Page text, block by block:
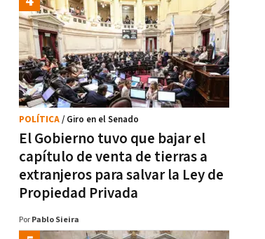
El Gobierno tuvo que bajar el
capítulo de venta de tierras a
extranjeros para salvar la Ley de
Propiedad Privada
POLÍTICA/ Giro en el Senado
Por Pablo Sieira